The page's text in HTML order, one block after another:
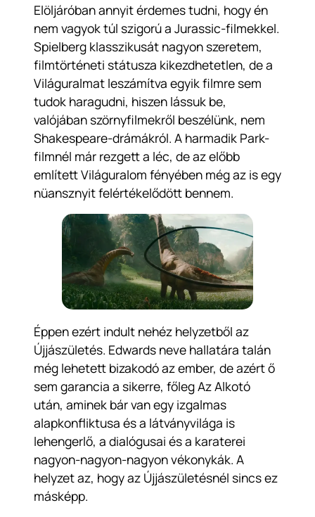
Elöljáróban annyit érdemes tudni, hogy én
nem vagyok túl szigorú a Jurassic-filmekkel.
Spielberg klasszikusát nagyon szeretem,
filmtörténeti státusza kikezdhetetlen, de a
Világuralmat leszámítva egyik filmre sem
tudok haragudni, hiszen lássuk be,
valójában szörnyfilmekről beszélünk, nem
Shakespeare-drámákról. A harmadik Park-
filmnél már rezgett a léc, de az előbb
említett Világuralom fényében még az is egy
nüansznyit felértékelődött bennem.
Éppen ezért indult nehéz helyzetből az
Újjászületés. Edwards neve hallatára talán
még lehetett bizakodó az ember, de azért ő
sem garancia a sikerre, főleg Az Alkotó
után, aminek bár van egy izgalmas
alapkonfliktusa és a látványvilága is
lehengerlő, a dialógusai és a karaterei
nagyon-nagyon-nagyon vékonykák. A
helyzet az, hogy az Újjászületésnél sincs ez
másképp.